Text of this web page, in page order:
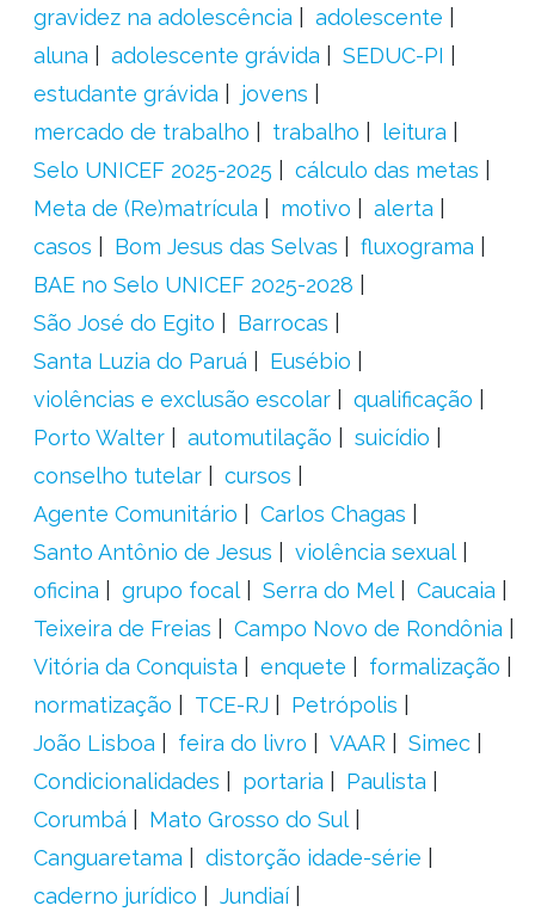
gravidez na adolescência
adolescente
aluna
adolescente grávida
SEDUC-PI
estudante grávida
jovens
mercado de trabalho
trabalho
leitura
Selo UNICEF 2025-2025
cálculo das metas
Meta de (Re)matrícula
motivo
alerta
casos
Bom Jesus das Selvas
fluxograma
BAE no Selo UNICEF 2025-2028
São José do Egito
Barrocas
Santa Luzia do Paruá
Eusébio
violências e exclusão escolar
qualificação
Porto Walter
automutilação
suicídio
conselho tutelar
cursos
Agente Comunitário
Carlos Chagas
Santo Antônio de Jesus
violência sexual
oficina
grupo focal Serra do Mel
Caucaia
Teixeira de Freias
Campo Novo de Rondônia
Vitória da Conquista
enquete
formalização
normatização
TCE-RJ
Petrópolis
João Lisboa
feira do livro VAAR
Simec
Condicionalidades
portaria
Paulista
Corumbá
Mato Grosso do Sul
Canguaretama
distorção idade-série
caderno jurídico
Jundiaí